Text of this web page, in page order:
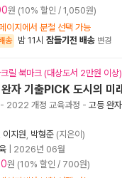
원 (10% 할인 / 1,050원)
이지에서 분철 선택 가능
송 밤 11시 잠들기전 배송 변경
릴 북마크 (대상도서 2만원 이상)
자 기출PICK 도시의 미
- 2022 개정 교육과정 - 고등 완
이지원 박형준 (지은이)
2026년 06월
원 (10% 할인 / 700원)